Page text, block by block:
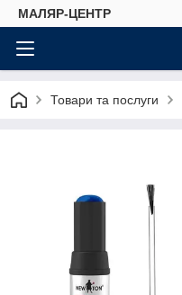
МАЛЯР-ЦЕНТР
Товари та послуги